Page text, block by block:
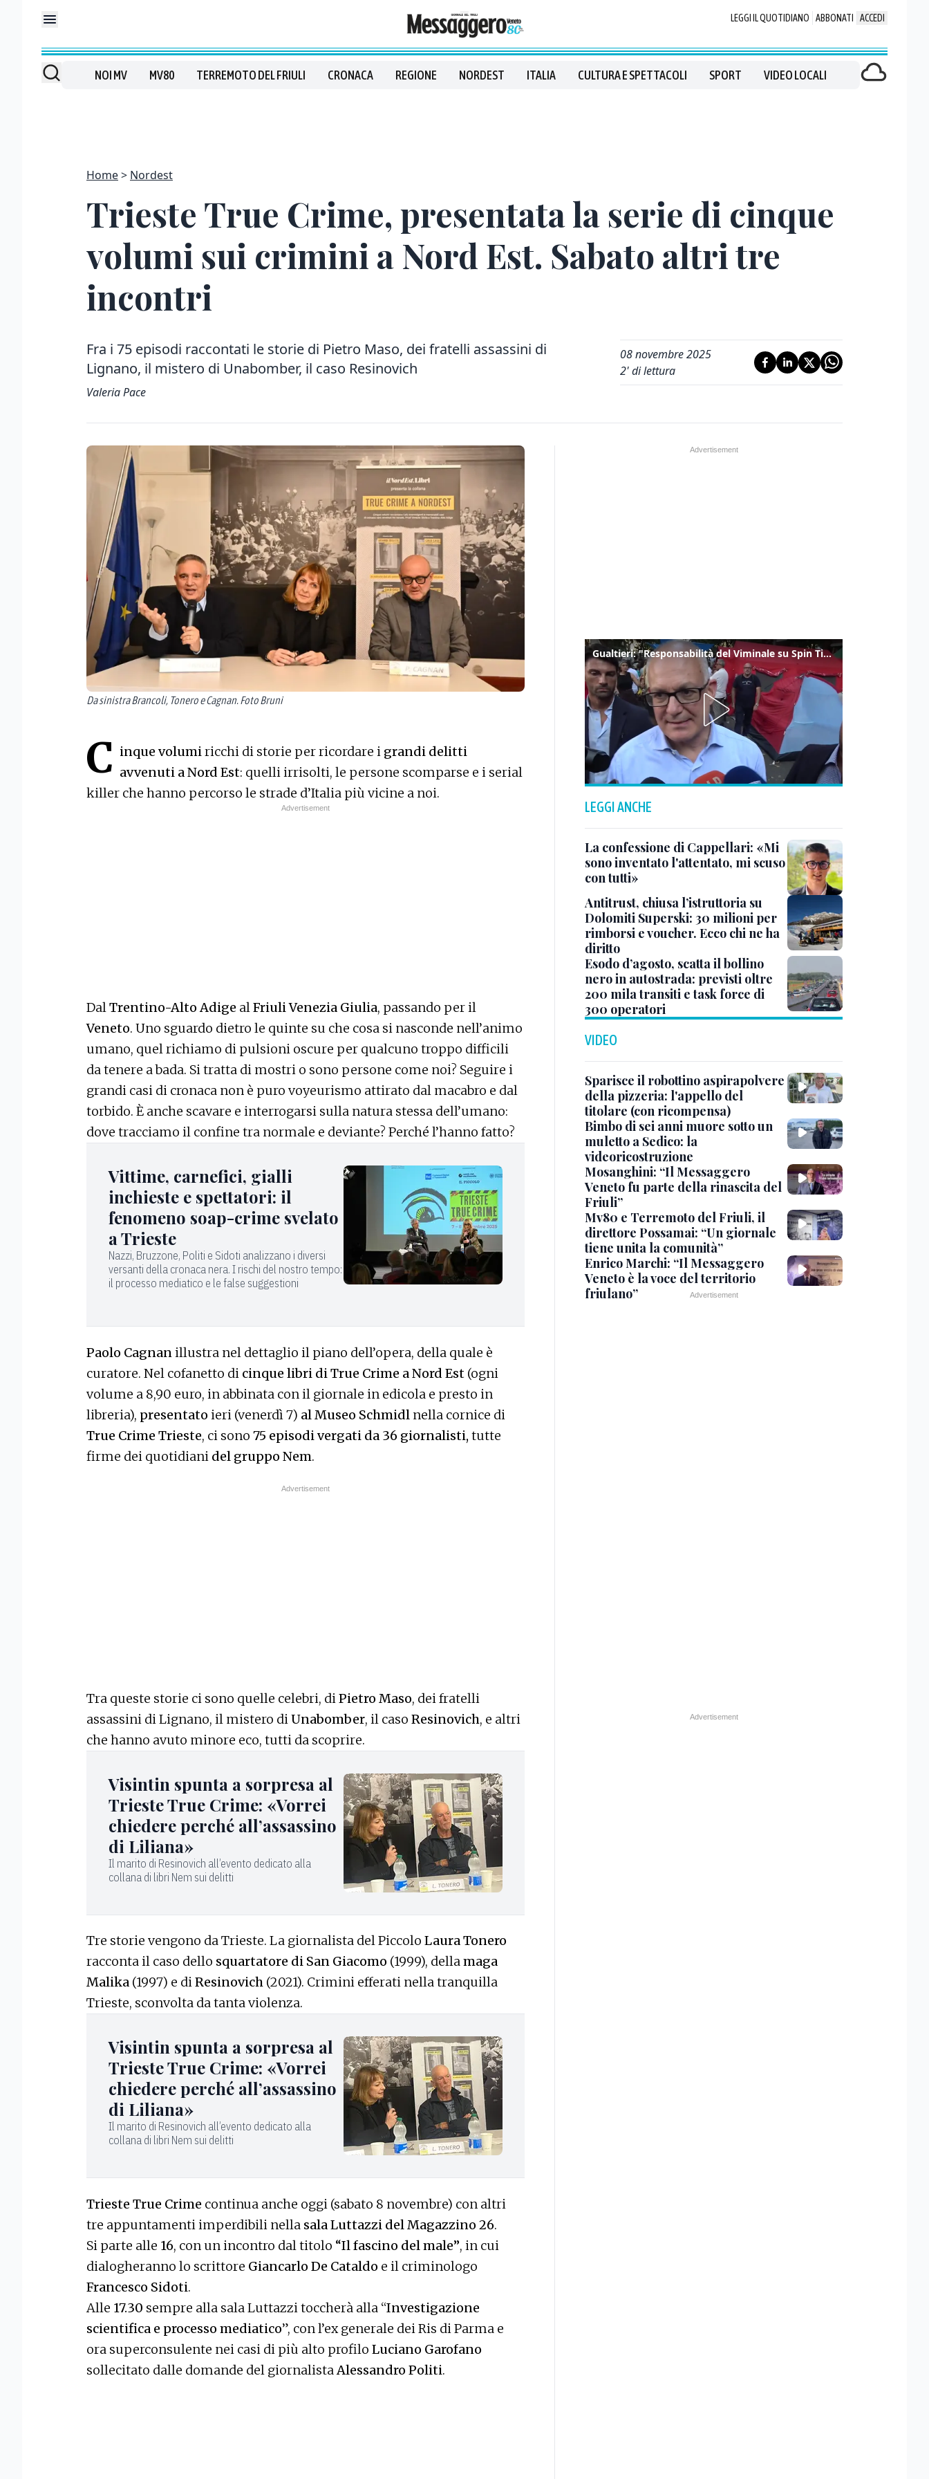
LEGGI IL QUOTIDIANO ABBONATI ACCEDI
NOI MV MV80 TERREMOTO DEL FRIULI CRONACA REGIONE NORDEST ITALIA CULTURA E SPETTACOLI SPORT VIDEO LOCALI
Home Nordest
Trieste True Crime, presentata la serie di cinque
volumi sui crimini a Nord Est. Sabato altri tre
incontri
Fra i 75 episodi raccontati le storie di Pietro Maso, dei fratelli assassini di
Lignano, il mistero di Unabomber, il caso Resinovich
Valeria Pace
08 novembre 2025
2' di lettura
Da sinistra Brancoli, Tonero e Cagnan. Foto Bruni
C inque volumiricchi di storie per ricordare i grandi delitti
avvenuti a Nord Est: quelli irrisolti, le persone scomparse e i serial
killer che hanno percorso le strade d’Italia più vicine a noi.
DalTrentino-Alto Adige alFriuli Venezia Giulia, passando per il
Veneto. Uno sguardo dietro le quinte su che cosa si nasconde nell’animo
umano, quel richiamo di pulsioni oscure per qualcuno troppo difficili
da tenere a bada. Si tratta di mostri o sono persone come noi? Seguire i
grandi casi di cronaca non è puro voyeurismo attirato dal macabro e dal
torbido. È anche scavare e interrogarsi sulla natura stessa dell’umano:
dove tracciamo il confine tra normale e deviante? Perché l’hanno fatto?
Vittime, carnefici, gialli
inchieste e spettatori: il
fenomeno soap-crime svelato
a Trieste
Nazzi, Bruzzone, Politi e Sidoti analizzano i diversi
versanti della cronaca nera. I rischi del nostro tempo:
il processo mediatico e le false suggestioni
Paolo Cagnanillustra nel dettaglio il piano dell’opera, della quale è
curatore. Nel cofanetto di cinque libri di True Crime a Nord Est (ogni
volume a 8,90 euro, in abbinata con il giornale in edicola e presto in
libreria), presentato ieri (venerdì 7) al Museo Schmidl nella cornice di
True Crime Trieste, ci sono 75 episodi vergati da 36 giornalisti, tutte
firme dei quotidiani del gruppo Nem.
Tra queste storie ci sono quelle celebri, diPietro Maso, dei fratelli
assassini di Lignano, il mistero diUnabomber, il caso Resinovich, e altri
che hanno avuto minore eco, tutti da scoprire.
Visintin spunta a sorpresa al
Trieste True Crime: «Vorrei
chiedere perché all’assassino
di Liliana»
Il marito di Resinovich all’evento dedicato alla
collana di libri Nem sui delitti
Tre storie vengono da Trieste. La giornalista del Piccolo Laura Tonero
racconta il caso dello squartatore di San Giacomo (1999), dellamaga
Malika (1997) e diResinovich (2021). Crimini efferati nella tranquilla
Trieste, sconvolta da tanta violenza.
Visintin spunta a sorpresa al
Trieste True Crime: «Vorrei
chiedere perché all’assassino
di Liliana»
Il marito di Resinovich all’evento dedicato alla
collana di libri Nem sui delitti
Trieste True Crime continua anche oggi (sabato 8 novembre) con altri
tre appuntamenti imperdibili nella sala Luttazzi del Magazzino 26.
Si parte alle 16, con un incontro dal titolo “Il fascino del male”, in cui
dialogheranno lo scrittore Giancarlo De Cataldo e il criminologo
Francesco Sidoti.
Alle 17.30 sempre alla sala Luttazzi toccherà alla “Investigazione
scientifica e processo mediatico”, con l’ex generale dei Ris di Parma e
ora superconsulente nei casi di più alto profilo Luciano Garofano
sollecitato dalle domande del giornalistaAlessandro Politi.
Gualtieri: "Responsabilità del Viminale su Spin Time? La posizione dei partiti è nota"
LEGGI ANCHE
La confessione di Cappellari: «Mi
sono inventato l'attentato, mi scuso
con tutti»
Antitrust, chiusa l’istruttoria su
Dolomiti Superski: 30 milioni per
rimborsi e voucher. Ecco chi ne ha
diritto
Esodo d’agosto, scatta il bollino
nero in autostrada: previsti oltre
200 mila transiti e task force di
300 operatori
VIDEO
Sparisce il robottino aspirapolvere
della pizzeria: l'appello del
titolare (con ricompensa)
Bimbo di sei anni muore sotto un
muletto a Sedico: la
videoricostruzione
Mosanghini: “Il Messaggero
Veneto fu parte della rinascita del
Friuli”
Mv80 e Terremoto del Friuli, il
direttore Possamai: “Un giornale
tiene unita la comunità”
Enrico Marchi: “Il Messaggero
Veneto è la voce del territorio
friulano”